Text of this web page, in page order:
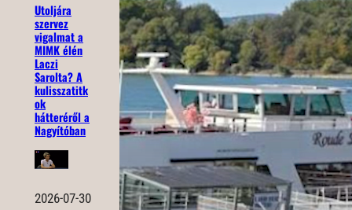
Utoljára
szervez
vigalmat a
MIMK élén
Laczi
Sarolta? A
kulisszatitk
ok
hátteréről a
Nagyítóban
2026-07-30